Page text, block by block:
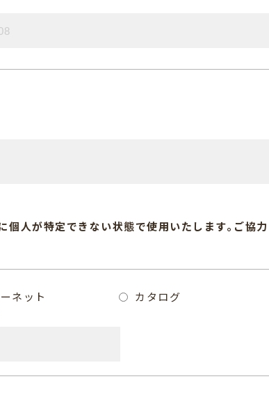
人が特定できない状態で使用いたします｡ ご協
ネット
カタログ